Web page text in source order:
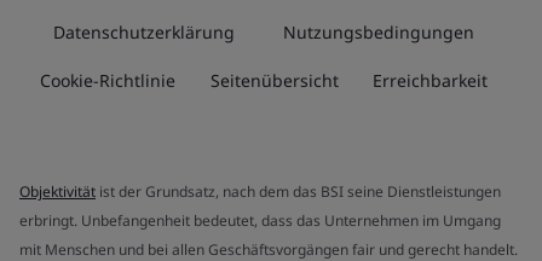
Datenschutzerklärung Nutzungsbedingungen
Cookie-Richtlinie Seitenübersicht Erreichbarkeit
Objektivität ist der Grundsatz, nach dem das BSI seine Dienstleistungen
erbringt. Unbefangenheit bedeutet, dass das Unternehmen im Umgang
mit Menschen und bei allen Geschäftsvorgängen fair und gerecht handelt.